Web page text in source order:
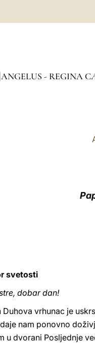
ANGELUS - REGINA
svetosti
dobar dan!
Duhova vrhunac je
nam ponovno
u dvorani Posljednje